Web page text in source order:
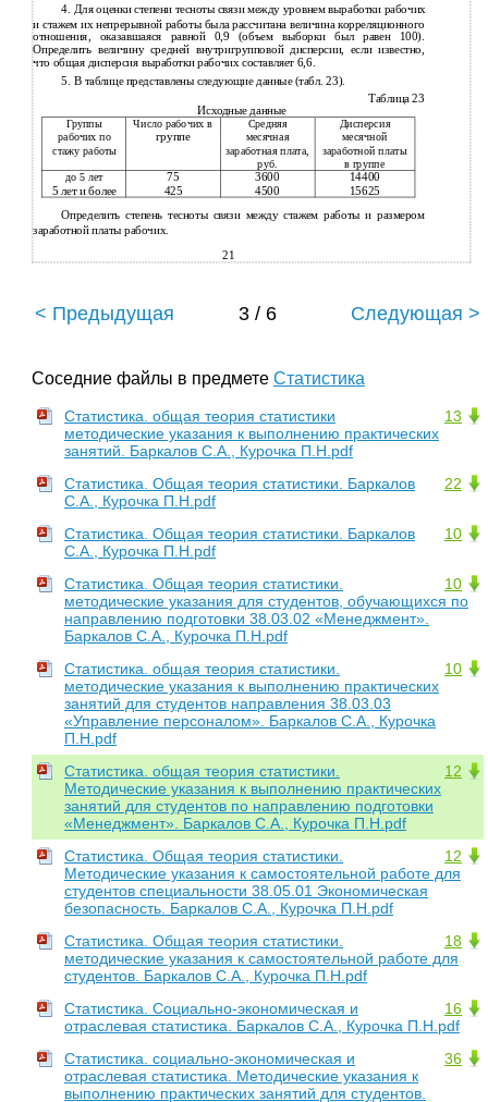
4. Для оценки степени тесноты связи между уровнем выработки рабочих
и стажем их непрерывной работы была рассчитана величина корреляционного
отношения, оказавшаяся равной 0,9 (объем выборки был равен 100).
Определить величину средней внутригрупповой дисперсии, если известно,
что общая дисперсия выработки рабочих составляет 6,6.
5. В таблице представлены следующие данные (табл. 23).
Исходные данные
Таблица 23
Группы Число рабочих в Средняя
Дисперсия
рабочих по
группе месячная
месячной
стажу работы
заработная плата, заработной платы
руб. в группе
до 5 лет 75 3600 14400
5 лет и более 425 4500
15625
Определить степень тесноты связи между стажем работы и размером
заработной платы рабочих.
21
< Предыдущая 3 / 6 Следующая >
Соседние файлы в предмете Статистика
13
Статистика. общая теория статистики
методические указания к выполнению практических
занятий. Баркалов С.А., Курочка П.Н.pdf
22
Статистика. Общая теория статистики. Баркалов
С.А., Курочка П.Н.pdf
10
Статистика. Общая теория статистики. Баркалов
С.А., Курочка П.Н.pdf
10
Статистика. Общая теория статистики.
методические указания для студентов, обучающихся по
направлению подготовки 38.03.02 «Менеджмент».
Баркалов С.А., Курочка П.Н.pdf
10
Статистика. общая теория статистики.
методические указания к выполнению практических
занятий для студентов направления 38.03.03
«Управление персоналом». Баркалов С.А., Курочка
П.Н.pdf
12
Статистика. общая теория статистики.
Методические указания к выполнению практических
занятий для студентов по направлению подготовки
«Менеджмент». Баркалов С.А., Курочка П.Н.pdf
12
Статистика. Общая теория статистики.
Методические указания к самостоятельной работе для
студентов специальности 38.05.01 Экономическая
безопасность. Баркалов С.А., Курочка П.Н.pdf
18
Статистика. Общая теория статистики.
методические указания к самостоятельной работе для
студентов. Баркалов С.А., Курочка П.Н.pdf
16
Статистика. Социально-экономическая и
отраслевая статистика. Баркалов С.А., Курочка П.Н.pdf
36
Статистика. социально-экономическая и
отраслевая статистика. Методические указания к
выполнению практических занятий для студентов.